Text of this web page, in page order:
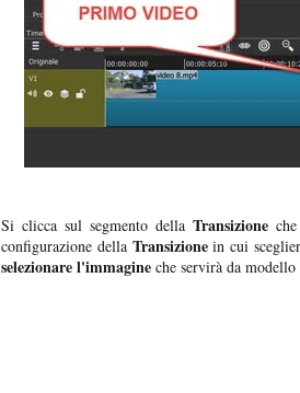
Si clicca sul segmento della Transizioneche
configurazione dellaTransizionein cui
selezionare l'immagine che servirà da